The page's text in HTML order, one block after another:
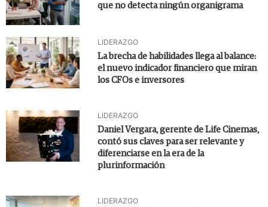
que no detecta ningún organigrama
LIDERAZGO
La brecha de habilidades llega al balance:
el nuevo indicador financiero que miran
los CFOs e inversores
LIDERAZGO
Daniel Vergara, gerente de Life Cinemas,
contó sus claves para ser relevante y
diferenciarse en la era de la
plurinformación
LIDERAZGO